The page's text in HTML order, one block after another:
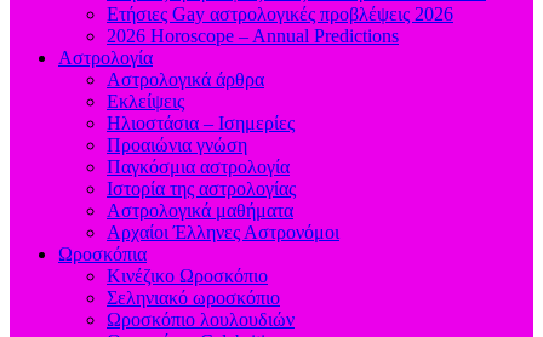
Ετήσιες Gay αστρολογικές προβλέψεις 2026
2026 Horoscope – Annual Predictions
Αστρολογία
Αστρολογικά άρθρα
Εκλείψεις
Ηλιοστάσια – Ισημερίες
Προαιώνια γνώση
Παγκόσμια αστρολογία
Ιστορία της αστρολογίας
Aστρολογικά μαθήματα
Aρχαίοι Έλληνες Αστρονόμοι
Ωροσκόπια
Κινέζικο Ωροσκόπιο
Σεληνιακό ωροσκόπιο
Ωροσκόπιο λουλουδιών